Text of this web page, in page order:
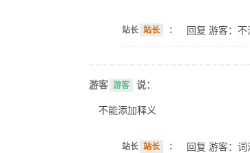
站长 站长 ： 回复 游客：
游客 游客 说：
不能添加释义
站长 站长 ： 回复 游客：